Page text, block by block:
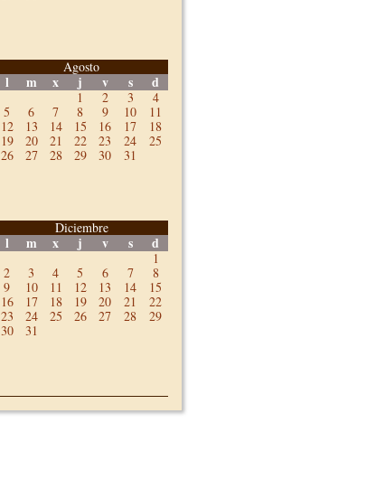
Agosto
l m x j v s d
1 2 3
4
5
6 7 8 9 10
11
12
13 14 15 16 17
18
19
20 21 22 23 24
25
26
27 28 29 30 31
Diciembre
l m x j v s d
1
2
3 4 5 6 7
8
9
10 11 12 13 14
15
16
17 18 19 20 21
22
23
24 25 26 27 28
29
30
31